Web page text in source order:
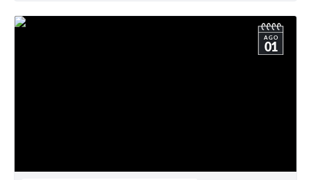
Radar da Transparência Pública
AGO
01